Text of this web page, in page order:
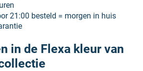
21:00 besteld = morgen in huis
in de Flexa kleur van